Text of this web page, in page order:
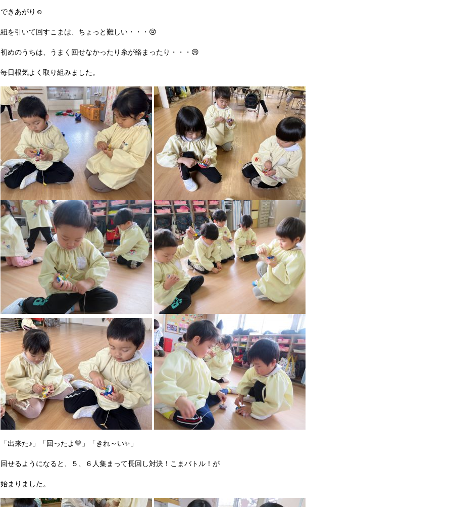
できあがり ☺
紐を引いて回すこまは、ちょっと難しい・・・ 😢
初めのうちは、うまく回せなかったり糸が絡まったり・・・ 😢
毎日根気よく取り組みました。
「出来た♪」「回ったよ💛 」「きれ～い✨ 」
回せるようになると、５、６人集まって長回し対決！こまバトル！が
始まりました。